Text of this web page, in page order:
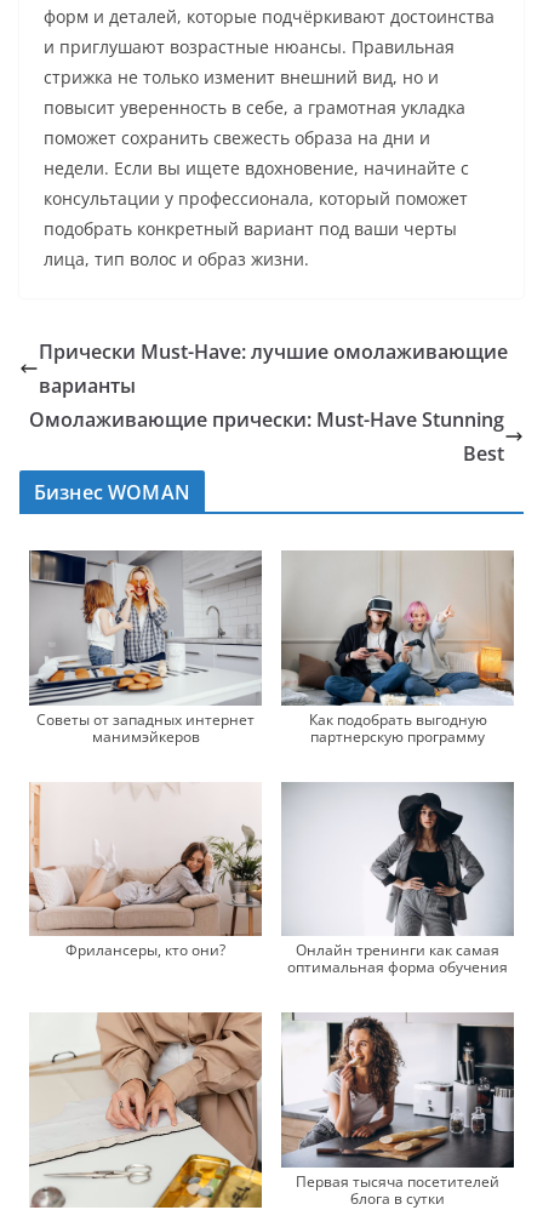
форм и деталей, которые подчёркивают достоинства
и приглушают возрастные нюансы. Правильная
стрижка не только изменит внешний вид, но и
повысит уверенность в себе, а грамотная укладка
поможет сохранить свежесть образа на дни и
недели. Если вы ищете вдохновение, начинайте с
консультации у профессионала, который поможет
подобрать конкретный вариант под ваши черты
лица, тип волос и образ жизни.
Прически Must-Have: лучшие омолаживающие
варианты
Омолаживающие прически: Must-Have Stunning
Best
Бизнес WOMAN
Советы от западных интернет
манимэйкеров
Как подобрать выгодную
партнерскую программу
Фрилансеры, кто они?
Онлайн тренинги как самая
оптимальная форма обучения
Первая тысяча посетителей
блога в сутки